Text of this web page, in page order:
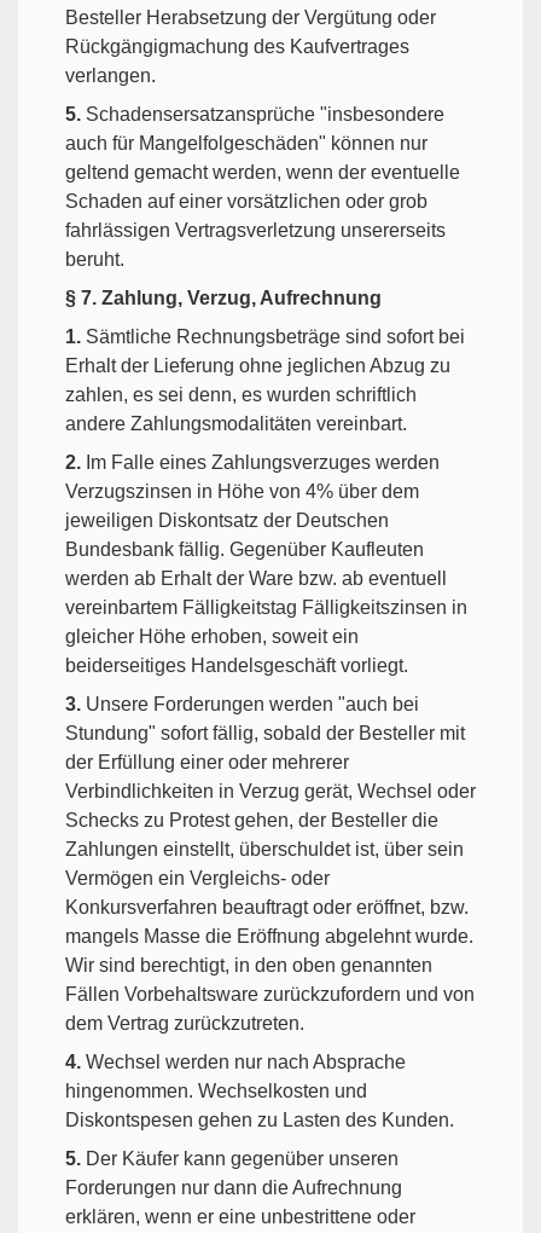
Besteller Herabsetzung der Vergütung oder
Rückgängigmachung des Kaufvertrages
verlangen.
5. Schadensersatzansprüche "insbesondere
auch für Mangelfolgeschäden" können nur
geltend gemacht werden, wenn der eventuelle
Schaden auf einer vorsätzlichen oder grob
fahrlässigen Vertragsverletzung unsererseits
beruht.
§ 7. Zahlung, Verzug, Aufrechnung
1. Sämtliche Rechnungsbeträge sind sofort bei
Erhalt der Lieferung ohne jeglichen Abzug zu
zahlen, es sei denn, es wurden schriftlich
andere Zahlungsmodalitäten vereinbart.
2. Im Falle eines Zahlungsverzuges werden
Verzugszinsen in Höhe von 4% über dem
jeweiligen Diskontsatz der Deutschen
Bundesbank fällig. Gegenüber Kaufleuten
werden ab Erhalt der Ware bzw. ab eventuell
vereinbartem Fälligkeitstag Fälligkeitszinsen in
gleicher Höhe erhoben, soweit ein
beiderseitiges Handelsgeschäft vorliegt.
3. Unsere Forderungen werden "auch bei
Stundung" sofort fällig, sobald der Besteller mit
der Erfüllung einer oder mehrerer
Verbindlichkeiten in Verzug gerät, Wechsel oder
Schecks zu Protest gehen, der Besteller die
Zahlungen einstellt, überschuldet ist, über sein
Vermögen ein Vergleichs- oder
Konkursverfahren beauftragt oder eröffnet, bzw.
mangels Masse die Eröffnung abgelehnt wurde.
Wir sind berechtigt, in den oben genannten
Fällen Vorbehaltsware zurückzufordern und von
dem Vertrag zurückzutreten.
4. Wechsel werden nur nach Absprache
hingenommen. Wechselkosten und
Diskontspesen gehen zu Lasten des Kunden.
5. Der Käufer kann gegenüber unseren
Forderungen nur dann die Aufrechnung
erklären, wenn er eine unbestrittene oder